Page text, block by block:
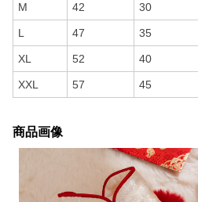
M 42 30
L 47 35
XL 52 40
XXL 57 45
商品画像